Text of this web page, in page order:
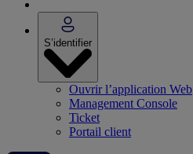
S’identifier
Ouvrir l’application Web
Management Console
Ticket
Portail client